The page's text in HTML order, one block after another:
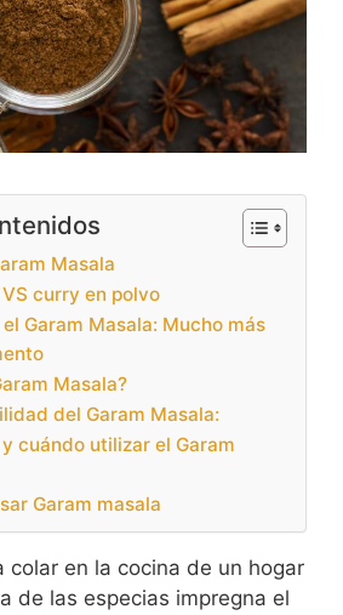
Masala
curry en polvo
Garam Masala: Mucho más
Masala?
del Garam Masala:
cuándo utilizar el Garam
Garam masala
colar en la cocina de un hogar
de las especias impregna el